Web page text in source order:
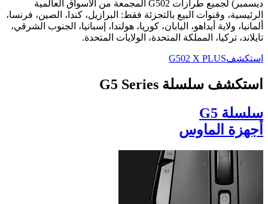
ديسمبر) لجميع طرازات ‏G502‏ المجمعة من الأسواق العالمية
الرئيسية، وقنوات البيع بالتجزئة فقط: البرازيل، كندا، الصين، فرنسا،
ألمانيا، ولاية أيداهو، اليابان، كوريا، هولندا، إسبانيا، الجنوب الشرقي،
تايلاند، تركيا، المملكة المتحدة، الولايات المتحدة.
استكشفG502 X PLUS‏
استكشف سلسلة G5 Series
سلسلة G5
أجهزة الماوس